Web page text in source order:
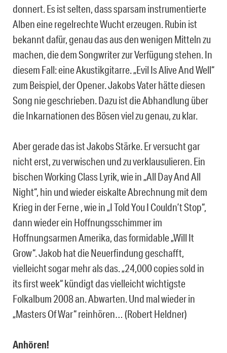
donnert. Es ist selten, dass sparsam instrumentierte
Alben eine regelrechte Wucht erzeugen. Rubin ist
bekannt dafür, genau das aus den wenigen Mitteln zu
machen, die dem Songwriter zur Verfügung stehen. In
diesem Fall: eine Akustikgitarre. „Evil Is Alive And Well“
zum Beispiel, der Opener. Jakobs Vater hätte diesen
Song nie geschrieben. Dazu ist die Abhandlung über
die Inkarnationen des Bösen viel zu genau, zu klar.
Aber gerade das ist Jakobs Stärke. Er versucht gar
nicht erst, zu verwischen und zu verklausulieren. Ein
bischen Working Class Lyrik, wie in „All Day And All
Night“, hin und wieder eiskalte Abrechnung mit dem
Krieg in der Ferne , wie in „I Told You I Couldn’t Stop“,
dann wieder ein Hoffnungsschimmer im
Hoffnungsarmen Amerika, das formidable „Will It
Grow“. Jakob hat die Neuerfindung geschafft,
vielleicht sogar mehr als das. „24,000 copies sold in
its first week“ kündigt das vielleicht wichtigste
Folkalbum 2008 an. Abwarten. Und mal wieder in
„Masters Of War“ reinhören… (Robert Heldner)
Anhören!